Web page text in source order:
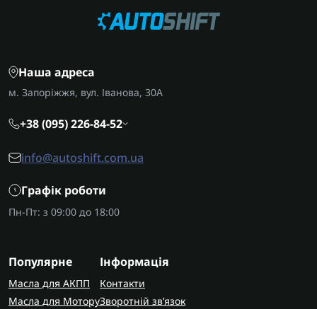
Наша адреса
м. Запоріжжя, вул. Іванова, 30А
+38 (095) 226-84-52
info@autoshift.com.ua
Графік роботи
Пн-Пт: з 09:00 до 18:00
Популярне
Масла для АКПП
Масла для Мотору
Інформація
Контакти
Зворотній зв’язок